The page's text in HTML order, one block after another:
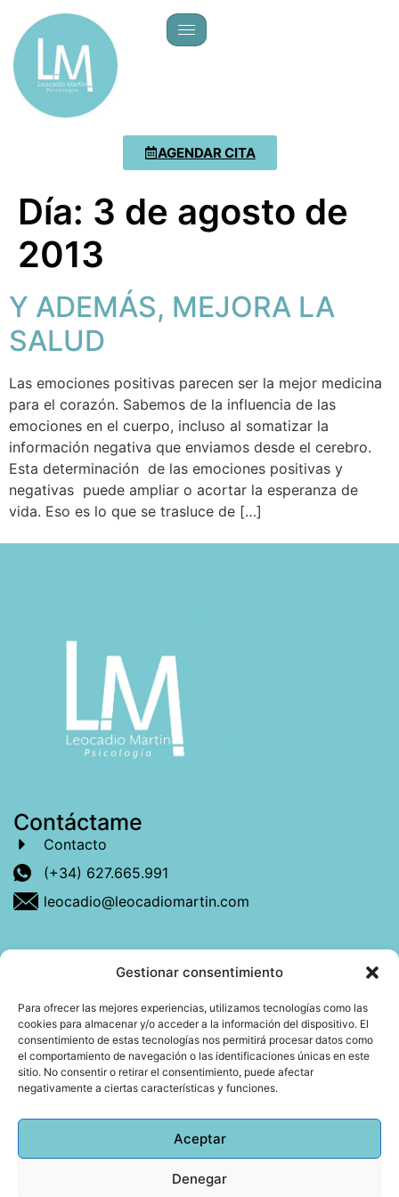
Gestionar consentimiento
Para ofrecer las mejores experiencias, utilizamos tecnologías como las
cookies para almacenar y/o acceder a la información del dispositivo. El
consentimiento de estas tecnologías nos permitirá procesar datos como
el comportamiento de navegación o las identificaciones únicas en este
sitio. No consentir o retirar el consentimiento, puede afectar
negativamente a ciertas características y funciones.
Aceptar
Denegar
AGENDAR CITA
Día: 3 de agosto de
2013
Y ADEMÁS, MEJORA LA
SALUD
Las emociones positivas parecen ser la mejor medicina
para el corazón. Sabemos de la influencia de las
emociones en el cuerpo, incluso al somatizar la
información negativa que enviamos desde el cerebro.
Esta determinación de las emociones positivas y
negativas puede ampliar o acortar la esperanza de
vida. Eso es lo que se trasluce de […]
Contáctame
Contacto
(+34) 627.665.991
leocadio@leocadiomartin.com
Descubre más sobre mí
Mi libro: La felicidad: qué ayuda y qué no.
Blog: Reflexiones que conectan
Agendar cita